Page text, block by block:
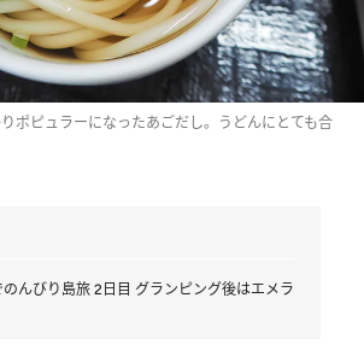
ポピュラーになったあごだし。うどんにとても合
んびり島旅 2日目 グランピング後はエメラ